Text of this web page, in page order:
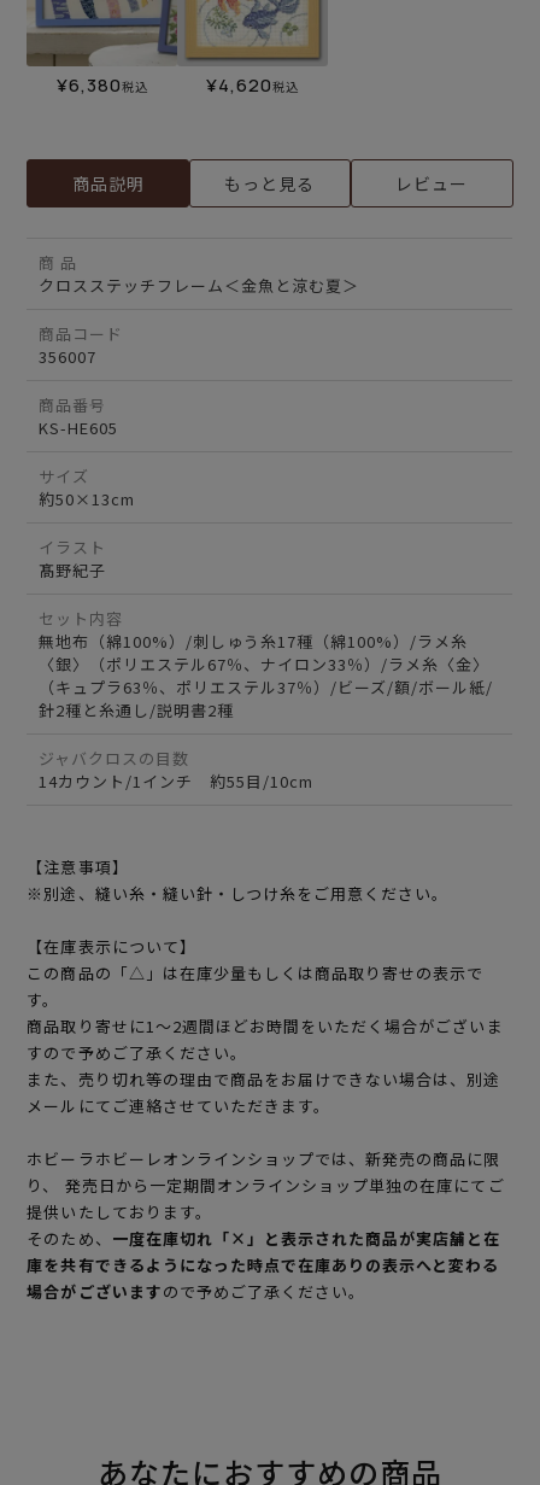
¥6,380税込 ¥4,620税込
商品説明 もっと見る レビュー
商 品
クロスステッチフレーム＜金魚と涼む夏＞
商品コード
356007
商品番号
KS-HE605
サイズ
約50×13cm
イラスト
髙野紀子
セット内容
無地布（綿100%）/刺しゅう糸17種（綿100%）/ラメ糸
〈銀〉（ポリエステル67％、ナイロン33％）/ラメ糸〈金〉
（キュプラ63％、ポリエステル37％）/ビーズ/額/ボール紙/
針2種と糸通し/説明書2種
ジャバクロスの目数
14カウント/1インチ 約55目/10cm
【注意事項】
※別途、縫い糸・縫い針・しつけ糸をご用意ください。
【在庫表示について】
この商品の「△」は在庫少量もしくは商品取り寄せの表示で
す。
商品取り寄せに1～2週間ほどお時間をいただく場合がございま
すので予めご了承ください。
また、売り切れ等の理由で商品をお届けできない場合は、別途
メールにてご連絡させていただきます。
ホビーラホビーレオンラインショップでは、新発売の商品に限
り、 発売日から一定期間オンラインショップ単独の在庫にてご
提供いたしております。
そのため、 一度在庫切れ「×」と表示された商品が実店舗と在
庫を共有できるようになった時点で在庫ありの表示へと変わる
場合がございますので予めご了承ください。
あなたにおすすめの商品